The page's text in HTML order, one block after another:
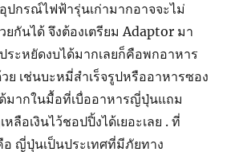
ปกรณ์ไฟฟ้ารุ่นเก่ามากอาจจะไม่
ยกันได้ จึงต้องเตรียม Adaptor มา
ระหยัดงบได้มากเลยก็คือพกอาหาร
ย เช่นบะหมี่สำเร็จรูปหรืออาหารซอง
มากในมื้อที่เบื่ออาหารญี่ปุ่นแถม
ลือเงินไว้ชอปปิ้งได้เยอะเลย . ที่
ญี่ปุ่นเป็นประเทศที่มีภัยทาง